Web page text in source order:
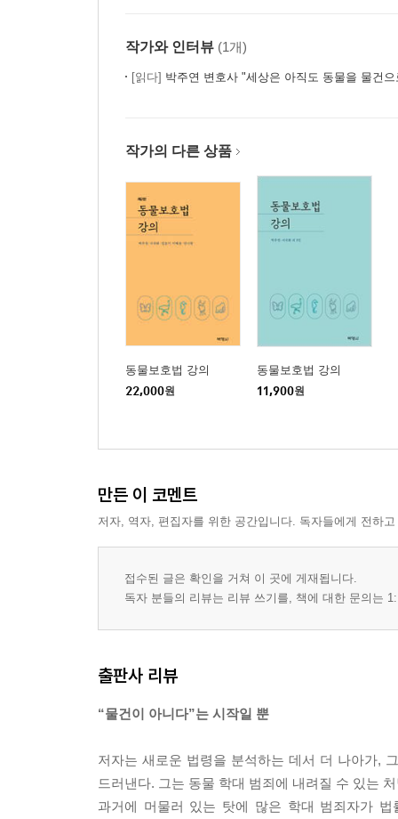
아이와 동물은 어떻게 함께할 수 있을까 _173
나의 첫 강아지에게 _177
한 마리의 세상을 바꾸기 _199
종일 동물권만 볼 순 없어요 _212
변호사끼리 모여서 무얼 하나요? _217
나가며 _227
작가와 인터뷰 (1개)
[읽다] 박주연 변호사 "세상은 아직도 동물을 물건
작가의 다른 상품
동물보호법 강의
22,000원
동물보호법 강의
11,900원
만든 이 코멘트
저자, 역자, 편집자를 위한 공간입니다. 독자들에게 전하
접수된 글은 확인을 거쳐 이 곳에 게재됩니다.
독자 분들의 리뷰는 리뷰 쓰기를, 책에 대한 문의는
출판사 리뷰
“물건이 아니다”는 시작일 뿐
저자는 새로운 법령을 분석하는 데서 더 나아가,
드러낸다. 그는 동물 학대 범죄에 내려질 수 있는
과거에 머물러 있는 탓에 많은 학대 범죄자가